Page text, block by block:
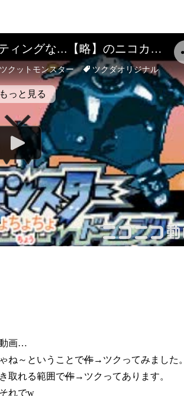
画…
ね～ということで作→ツクってみました。
取れる範囲で作→ツクってあります。
れでw